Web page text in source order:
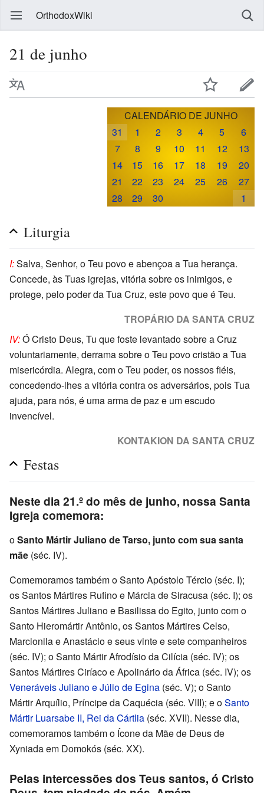
OrthodoxWiki
21 de junho
CALENDÁRIO DE JUNHO
31
1 2 3 4 5
6
7
8 9 10 11 12
13
14
15 16 17 18 19
20
21
22 23 24 25 26
27
28
29 30 1
Liturgia
I:Salva, Senhor, o Teu povo e abençoa a Tua herança.
Concede, às Tuas igrejas, vitória sobre os inimigos, e
protege, pelo poder da Tua Cruz, este povo que é Teu.
TROPÁRIO DA SANTA CRUZ
IV:Ó Cristo Deus, Tu que foste levantado sobre a Cruz
voluntariamente, derrama sobre o Teu povo cristão a Tua
misericórdia. Alegra, com o Teu poder, os nossos fiéis,
concedendo-lhes a vitória contra os adversários, pois Tua
ajuda, para nós, é uma arma de paz e um escudo
invencível.
KONTAKION DA SANTA CRUZ
Festas
Neste dia 21.º do mês de junho, nossa Santa
Igreja comemora:
oSanto Mártir Juliano de Tarso, junto com sua santa
mãe (séc. IV).
Comemoramos também o Santo Apóstolo Tércio (séc. I);
os Santos Mártires Rufino e Márcia de Siracusa (séc. I); os
Santos Mártires Juliano e Basilissa do Egito, junto com o
Santo Hieromártir Antônio, os Santos Mártires Celso,
Marcionila e Anastácio e seus vinte e sete companheiros
(séc. IV); o Santo Mártir Afrodísio da Cilícia (séc. IV); os
Santos Mártires Ciríaco e Apolinário da África (séc. IV); os
Veneráveis Juliano e Júlio de Egina (séc. V); o Santo
Mártir Arquílio, Príncipe da Caquécia (séc. VIII); e oSanto
Mártir Luarsabe II, Rei da Cártlia (séc. XVII). Nesse dia,
comemoramos também o Ícone da Mãe de Deus de
Xyniada em Domokós (séc. XX).
Pelas intercessões dos Teus santos, ó Cristo